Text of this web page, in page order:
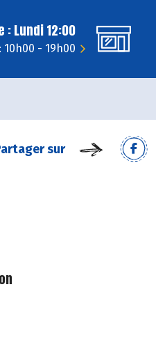
: Lundi 12:00
10h00 - 19h00
sur